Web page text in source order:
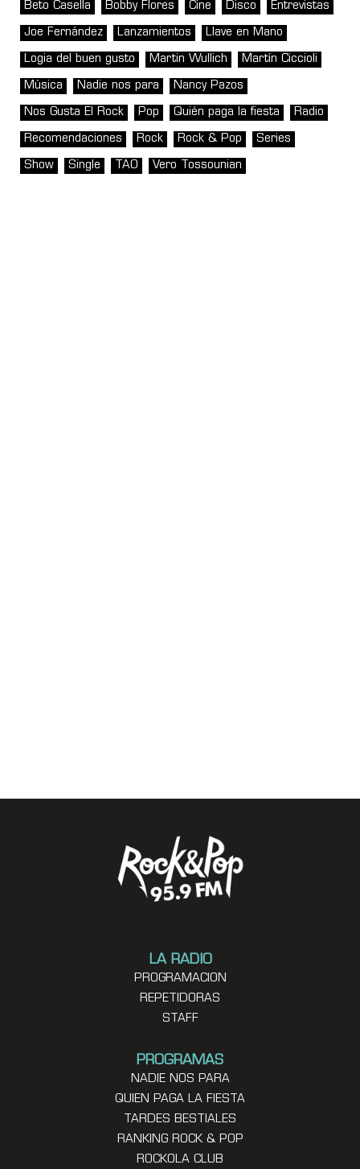
Beto Casella Bobby Flores Cine Disco Entrevistas
Joe Fernández Lanzamientos Llave en Mano
Logia del buen gusto Martin Wullich Martín Ciccioli
Música Nadie nos para Nancy Pazos
Nos Gusta El Rock Pop Quién paga la fiesta Radio
Recomendaciones Rock Rock & Pop Series
Show Single TAO Vero Tossounian
LA RADIO
PROGRAMACION
REPETIDORAS
STAFF
PROGRAMAS
NADIE NOS PARA
QUIEN PAGA LA FIESTA
TARDES BESTIALES
RANKING ROCK & POP
ROCKOLA CLUB